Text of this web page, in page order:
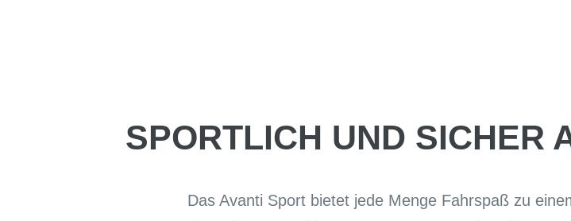
SPORTLICH UND SICHER
Das Avanti Sport bietet jede Menge Fahrspaß zu